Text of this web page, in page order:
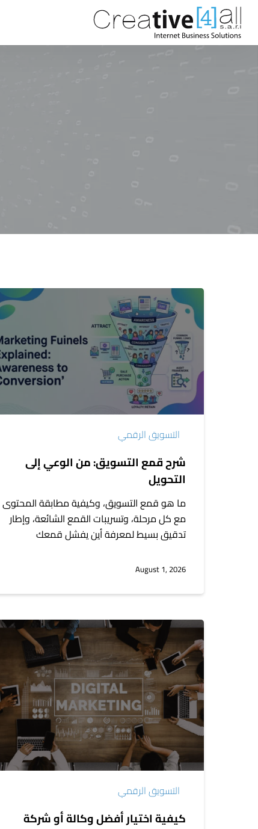
شرح
قمع
التسويق:
الوعي
إلى
التحويل
التسويق الرقمي
شرح قمع التسويق: من الوعي إلى
التحويل
ما هو قمع التسويق، وكيفية مطابقة المحتوى
مع كل مرحلة، وتسريبات القمع الشائعة، وإطار
تدقيق بسيط لمعرفة أين يفشل قمعك
August 1, 2026
كيفية
اختيار
أفضل
وكالة
أو
شركة
تسويق
رقمي
في
لبنان
التسويق الرقمي
كيفية اختيار أفضل وكالة أو شركة
القائمة